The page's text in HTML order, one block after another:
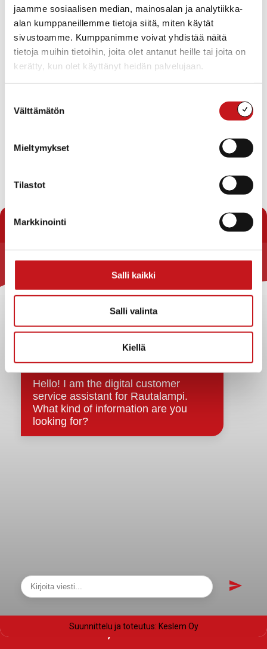
jaamme sosiaalisen median, mainosalan ja analytiikka-
alan kumppaneillemme tietoja siitä, miten käytät
sivustoamme. Kumppanimme voivat yhdistää näitä
tietoja muihin tietoihin, joita olet antanut heille tai joita on
kerätty, kun olet käyttänyt heidän palvelujaan.
valinta
Välttämätön
Mieltymykset
Tilastot
Markkinointi
Salli kaikki
Salli valinta
Kiellä
Yhteystiedot
Strategiat, ohjelmat, ohjeet, suunnitelmat, säännöt ja
Asiakirjajulkisuuskuvaus
Evästeet
Saavutettavuusseloste
Tietosuoja
Tietosuojaselosteet
Näytä sivukartta